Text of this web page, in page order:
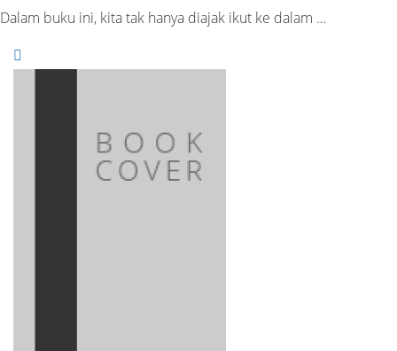
Dalam buku ini, kita tak hanya diajak ikut ke dalam …